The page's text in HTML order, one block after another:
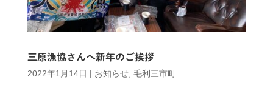
三原漁協さんへ新年のご挨拶
2022年1月14日 | お知らせ, 毛利三市町